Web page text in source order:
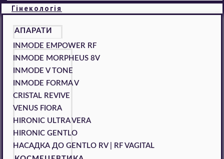
Гінекологія
АПАРАТИ
INMODE EMPOWER RF
INMODE MORPHEUS 8V
INMODE V TONE
INMODE FORMA V
CRISTAL REVIVE
VENUS FIORA
HIRONIC ULTRA VERA
HIRONIC GENTLO
НАСАДКА ДО GENTLO RV | RF VAGITAL